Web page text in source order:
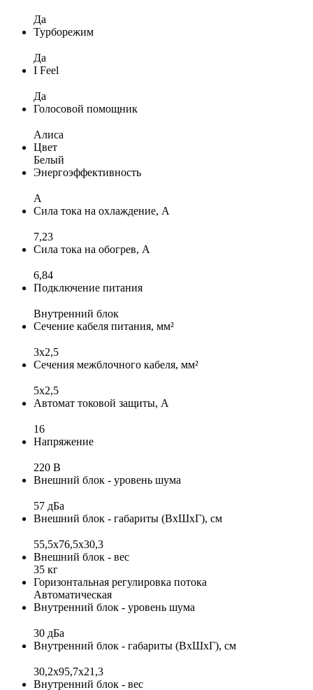
Да
Турборежим
Да
I Feel
Да
Голосовой помощник
Алиса
Цвет
Белый
Энергоэффективность
A
Сила тока на охлаждение, А
7,23
Сила тока на обогрев, А
6,84
Подключение питания
Внутренний блок
Сечение кабеля питания, мм²
3х2,5
Сечения межблочного кабеля, мм²
5x2,5
Автомат токовой защиты, А
16
Напряжение
220 В
Внешний блок - уровень шума
57 дБа
Внешний блок - габариты (ВхШхГ), см
55,5х76,5х30,3
Внешний блок - вес
35 кг
Горизонтальная регулировка потока
Автоматическая
Внутренний блок - уровень шума
30 дБа
Внутренний блок - габариты (ВхШхГ), см
30,2x95,7x21,3
Внутренний блок - вес